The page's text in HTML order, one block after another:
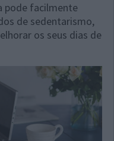
pode facilmente
de sedentarismo,
os seus dias de